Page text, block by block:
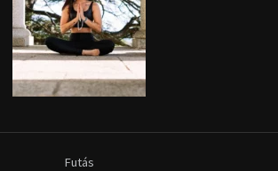
Futás